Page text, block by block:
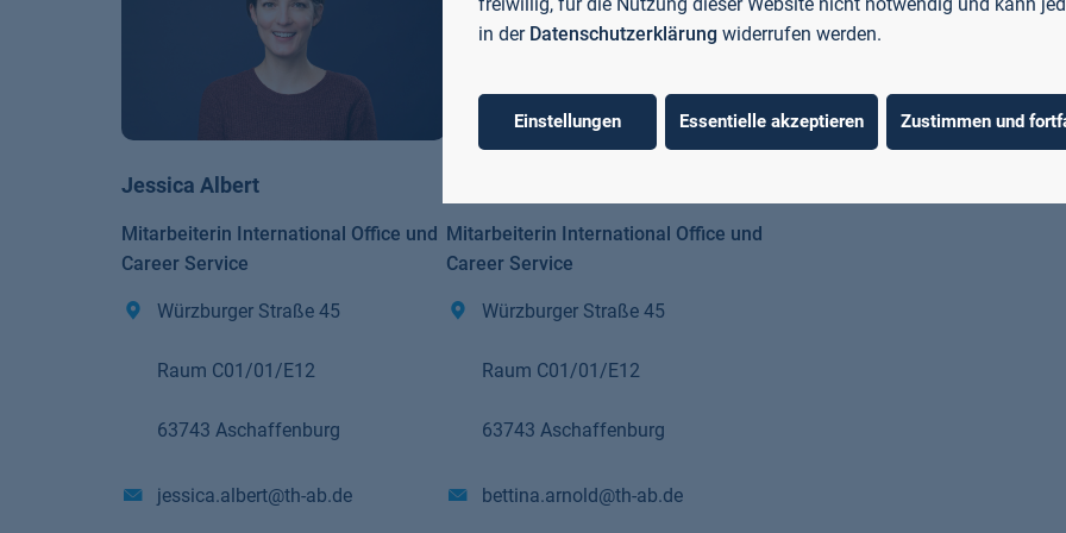
Jessica Albert
Mitarbeiterin International Office und
Career Service
Würzburger Straße 45
Raum C01/01/E12
63743 Aschaffenburg
jessica.albert@th-ab.de
Mitarbeiterin International Office und
Career Service
Würzburger Straße 45
Raum C01/01/E12
63743 Aschaffenburg
bettina.arnold@th-ab.de
in der Datenschutzerklärung widerrufen werden.
Einstellungen Essentielle akzeptieren Zustimmen und